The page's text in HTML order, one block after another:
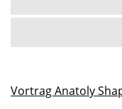
Vortrag Anatoly